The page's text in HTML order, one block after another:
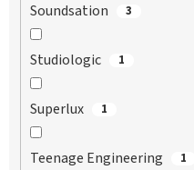
Soundsation 3
Studiologic 1
Superlux 1
Teenage Engineering 1